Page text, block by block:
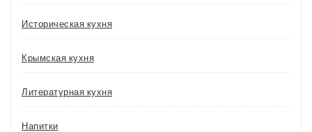
Историческая кухня
Крымская кухня
Литературная кухня
Напитки